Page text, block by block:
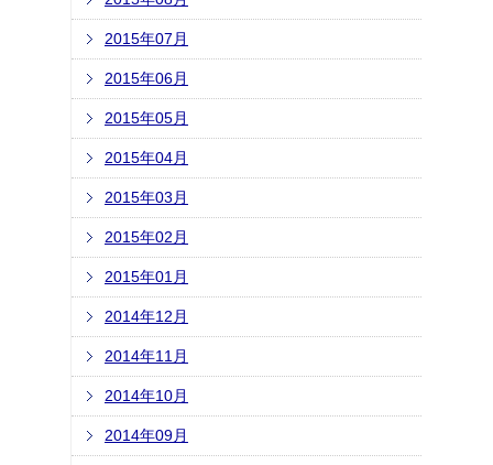
2015年07月
2015年06月
2015年05月
2015年04月
2015年03月
2015年02月
2015年01月
2014年12月
2014年11月
2014年10月
2014年09月